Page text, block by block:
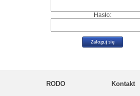
Hasło:
RODO Kontakt